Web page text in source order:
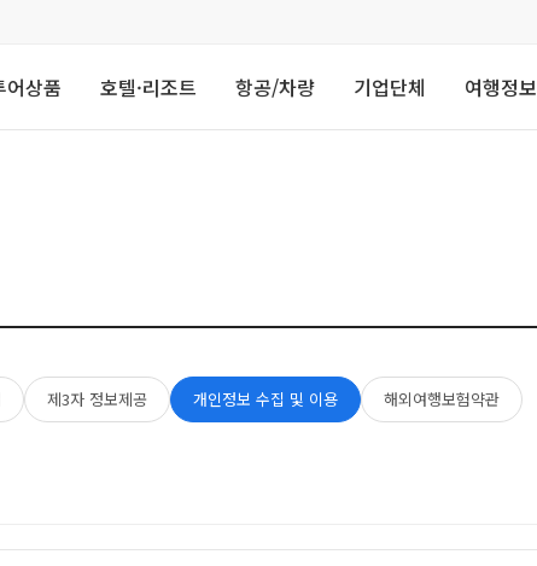
어상품 호텔·리조트 항공/차량 기업단체 여행정보
제3자 정보제공 개인정보 수집 및 이용 해외여행보험약관